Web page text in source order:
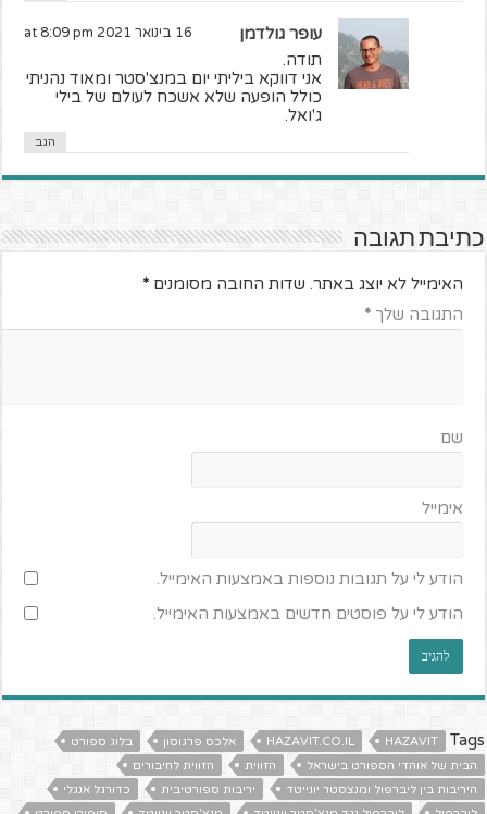
עופר גולדמן 16 בינואר 2021 at 8:09 pm
תודה.
אני דווקא ביליתי יום במנצ'סטר ומאוד נהניתי
כולל הופעה שלא אשכח לעולם של בילי
ג'ואל.
הגב
כתיבת תגובה
האימייל לא יוצג באתר. שדות החובה מסומנים*
התגובה שלך*
שם
אימייל
הודע לי על תגובות נוספות באמצעות האימייל.
הודע לי על פוסטים חדשים באמצעות האימייל.
Tags
HAZAVIT
HAZAVIT.CO.IL אלכס פרגוסון
בלוג ספורט
הבית של אוהדי הספורט בישראל
הזווית
הזווית לחיבורים
היריבות בין ליברפול ומנצסטר יונייטד
יריבות ספורטיבית
כדורגל אנגלי